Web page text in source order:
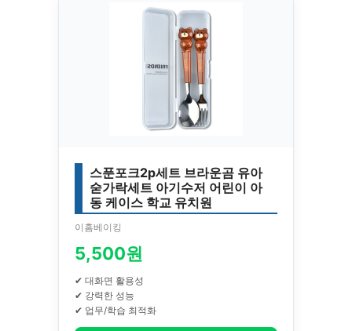
스푼포크2p세트 브라운곰 유아
숟가락세트 아기수저 어린이 아
동 케이스 학교 유치원
이홈베이킹
5,500원
✔ 대화면 활용성
✔ 강력한 성능
✔ 업무/학습 최적화